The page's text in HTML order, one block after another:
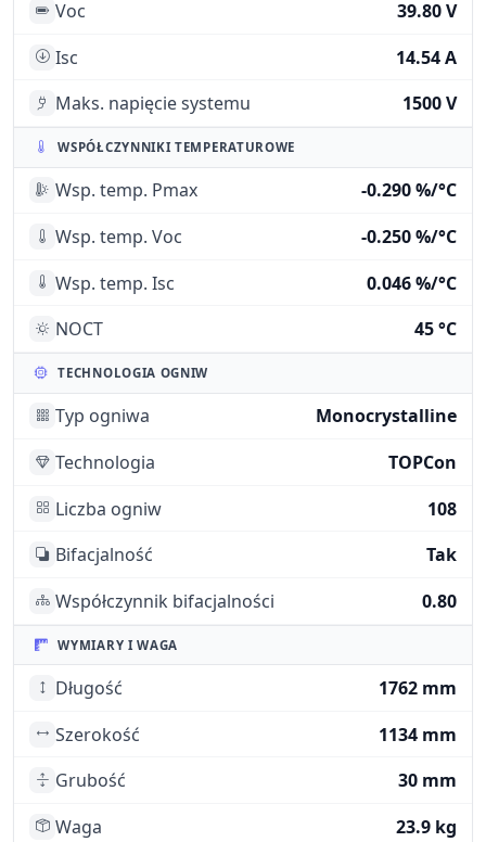
Voc
39.80 V
Isc
14.54 A
Maks. napięcie systemu
1500 V
WSPÓŁCZYNNIKI TEMPERATUROWE
Wsp. temp. Pmax
-0.290 %/°C
Wsp. temp. Voc
-0.250 %/°C
Wsp. temp. Isc
0.046 %/°C
NOCT
45 °C
TECHNOLOGIA OGNIW
Typ ogniwa
Monocrystalline
Technologia
TOPCon
Liczba ogniw
108
Bifacjalność
Tak
Współczynnik bifacjalności
0.80
WYMIARY I WAGA
Długość
1762 mm
Szerokość
1134 mm
Grubość
30 mm
Waga
23.9 kg